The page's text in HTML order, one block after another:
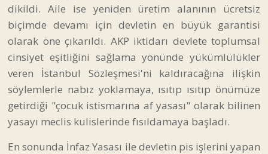
dikildi. Aile ise yeniden üretim alanının ücretsiz
biçimde devamı için devletin en büyük garantisi
olarak öne çıkarıldı. AKP iktidarı devlete toplumsal
cinsiyet eşitliğini sağlama yönünde yükümlülükler
veren İstanbul Sözleşmesi'ni kaldıracağına ilişkin
söylemlerle nabız yoklamaya, ısıtıp ısıtıp önümüze
getirdiği "çocuk istismarına af yasası" olarak bilinen
yasayı meclis kulislerinde fısıldamaya başladı.
En sonunda İnfaz Yasası ile devletin pis işlerini yapan